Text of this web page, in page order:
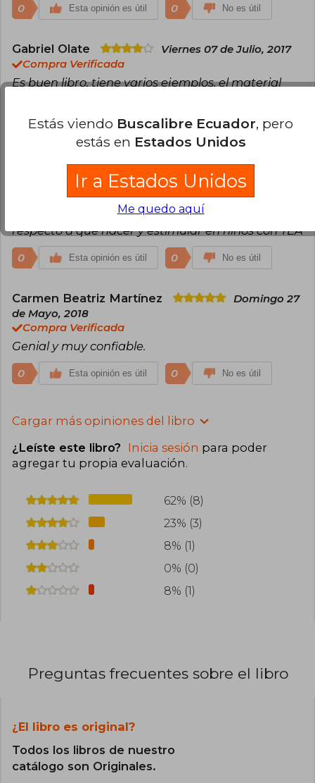
0 Esta opinión es útil 0 No es útil
Gabriel Olate
Viernes 07 de Julio, 2017
Compra Verificada
Es buen libro, tiene varios ejemplos, el material
Esta opinión es útil 0 No es útil
Consuelo Fuentes
Jueves 12 de
Octubre, 2017
Compra Verificada
Es un manual con ejercicios practicos y claros
respecto a que hacer y estimular en niños con TEA
0 Esta opinión es útil 0 No es útil
Carmen Beatriz Martínez
Domingo 27
de Mayo, 2018
Compra Verificada
Genial y muy confiable.
0 Esta opinión es útil 0 No es útil
Cargar más opiniones del libro
¿Leíste este libro? Inicia sesión para poder
agregar tu propia evaluación.
62% (8)
23% (3)
8% (1)
0% (0)
8% (1)
Preguntas frecuentes sobre el libro
¿El libro es original?
Todos los libros de nuestro
catálogo son Originales.
Estás viendo Buscalibre Ecuador, pero
estás en Estados Unidos
Ir a Estados Unidos
Me quedo aquí